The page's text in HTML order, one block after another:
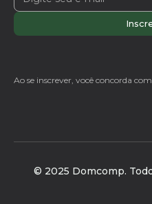
Ao se inscrever, você concorda
© 2025 Domcomp.